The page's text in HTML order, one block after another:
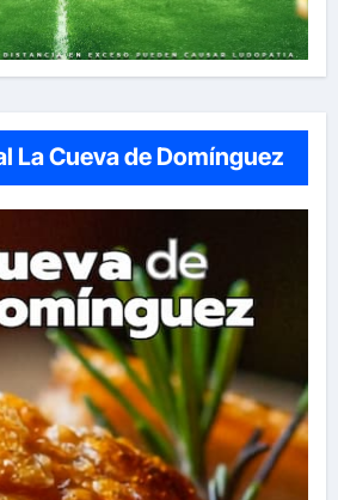
La Cueva de Domínguez